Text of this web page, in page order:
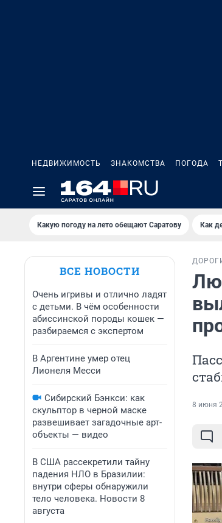
НЕДВИЖИМОСТЬ ЗНАКОМСТВА ПОГОДА
Какую погоду на лето обещают Саратову Как
ВСЕ НОВОСТИ
Очень игривы и отлично ладят
с детьми. В чём особенности
абиссинской породы кошек —
разбираемся с экспертом
В Аргентине умер отец
Лионеля Месси
Сибирский Бэнкси: как
скульптор в черной маске
развешивает загадочные арт-
объекты — видео
В США рассекретили тайну
падения НЛО в Бразилии:
внутри сферы обнаружили
тело человека. Новости 8
августа
8 июня